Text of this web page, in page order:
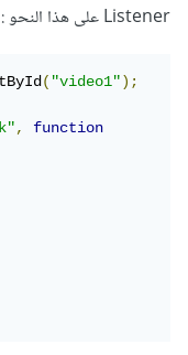
Listener على هذا النحو :
("video1");
,
function